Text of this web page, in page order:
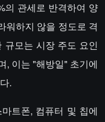
의 관세로 반격하여 양
워하지 않을 정도로 격
규모는 시장 주도 요인
, 이는 "해방일" 초기에
.
트폰, 컴퓨터 및 칩에